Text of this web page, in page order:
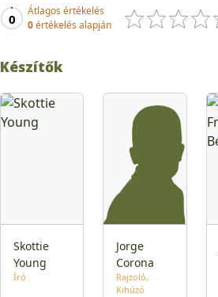
0
Átlagos értékelés
0értékelés alapján
Készítők
Skottie
Young
Író
Jorge
Corona
Rajzoló
Kihúzó